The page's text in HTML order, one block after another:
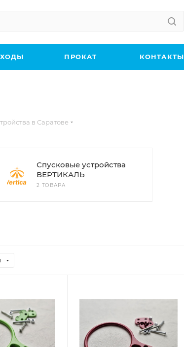
ПРОКАТ КОНТАКТЫ
в Саратове
Спусковые устройства
ВЕРТИКАЛЬ
2 ТОВАРА